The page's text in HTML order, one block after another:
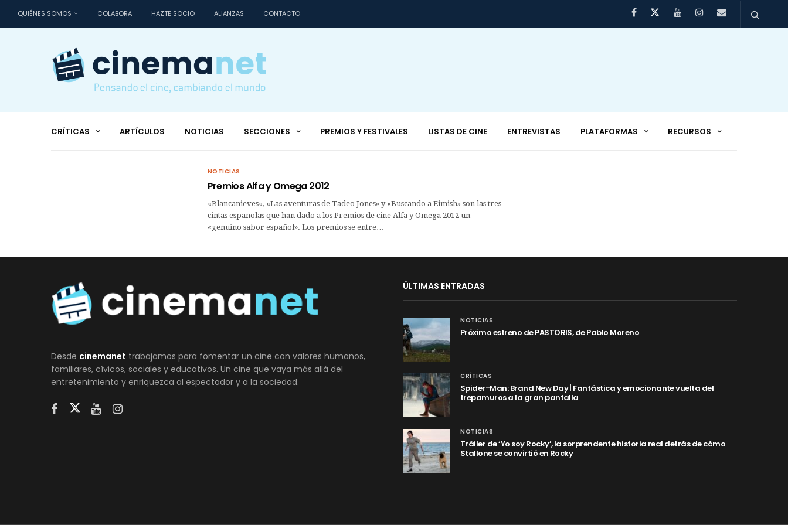
QUIÉNES SOMOS COLABORA HAZTE SOCIO ALIANZAS CONTACTO
CRÍTICAS ARTÍCULOS NOTICIAS SECCIONES PREMIOS Y FESTIVALES LISTAS DE CINE ENTREVISTAS PLATAFORMAS RECURSOS
NOTICIAS
Premios Alfa y Omega 2012
«Blancanieves«, «Las aventuras de Tadeo Jones» y «Buscando a Eimish» son las tres
cintas españolas que han dado a los Premios de cine Alfa y Omega 2012 un
«genuino sabor español». Los premios se entre…
Desde cinemanet trabajamos para fomentar un cine con valores humanos,
familiares, cívicos, sociales y educativos. Un cine que vaya más allá del
entretenimiento y enriquezca al espectador y a la sociedad.
ÚLTIMAS ENTRADAS
NOTICIAS
Próximo estreno de PASTORIS, de Pablo Moreno
CRÍTICAS
Spider-Man: Brand New Day | Fantástica y emocionante vuelta del
trepamuros a la gran pantalla
NOTICIAS
Tráiler de ‘Yo soy Rocky’, la sorprendente historia real detrás de cómo
Stallone se convirtió en Rocky